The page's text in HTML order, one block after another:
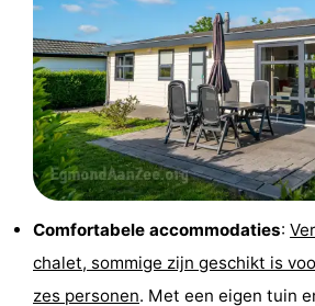
doen
Bezienswaardigheden
Musea
Monumenten
Kerken
- Comfortabele accommodaties:
chalet, sommige zijn geschikt is
zes personen. Met een eigen tuin